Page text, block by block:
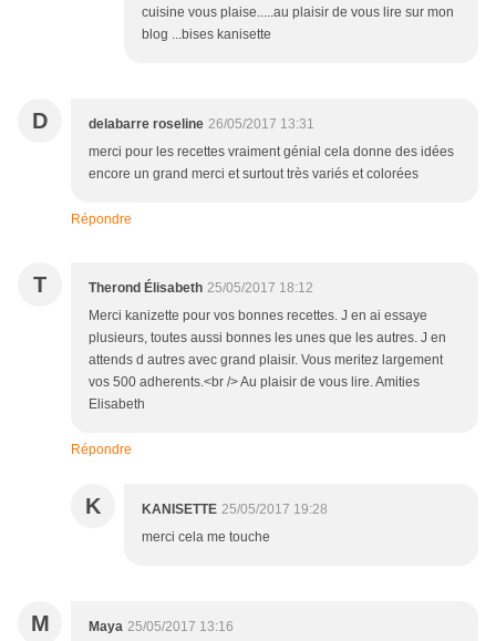
cuisine vous plaise.....au plaisir de vous lire sur mon
blog ...bises kanisette
D delabarre roseline 26/05/2017 13:31
merci pour les recettes vraiment génial cela donne des idées
encore un grand merci et surtout très variés et colorées
Répondre
T Therond Élisabeth 25/05/2017 18:12
Merci kanizette pour vos bonnes recettes. J en ai essaye
plusieurs, toutes aussi bonnes les unes que les autres. J en
attends d autres avec grand plaisir. Vous meritez largement
vos 500 adherents.<br /> Au plaisir de vous lire. Amities
Elisabeth
Répondre
K KANISETTE 25/05/2017 19:28
merci cela me touche
M Maya 25/05/2017 13:16